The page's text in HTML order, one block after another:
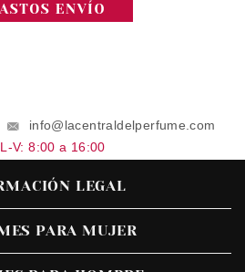
info@lacentraldelperfume.com
L-V: 8:00 a 16:00
LEGAL
PARA MUJER